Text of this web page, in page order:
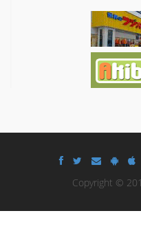
Copyright ©